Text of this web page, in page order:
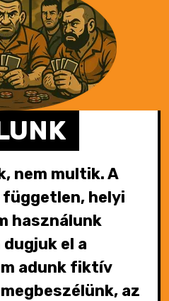
nem multik.A
helyi
használunk
el a
adunk fiktív
az